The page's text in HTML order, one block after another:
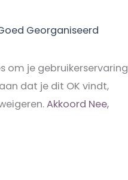
Georganiseerd
om je gebruikerservaring
dat je dit OK vindt,
Akkoord Nee,